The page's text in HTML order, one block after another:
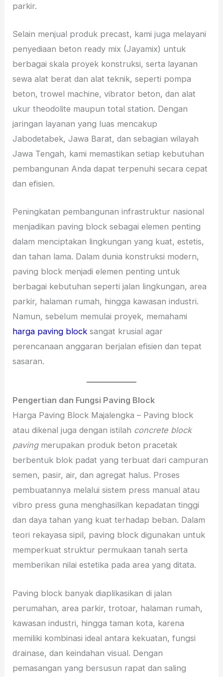
parkir.
Selain menjual produk precast, kami juga melayani
penyediaan beton ready mix (Jayamix) untuk
berbagai skala proyek konstruksi, serta layanan
sewa alat berat dan alat teknik, seperti pompa
beton, trowel machine, vibrator beton, dan alat
ukur theodolite maupun total station. Dengan
jaringan layanan yang luas mencakup
Jabodetabek, Jawa Barat, dan sebagian wilayah
Jawa Tengah, kami memastikan setiap kebutuhan
pembangunan Anda dapat terpenuhi secara cepat
dan efisien.
Peningkatan pembangunan infrastruktur nasional
menjadikan paving block sebagai elemen penting
dalam menciptakan lingkungan yang kuat, estetis,
dan tahan lama. Dalam dunia konstruksi modern,
paving block menjadi elemen penting untuk
berbagai kebutuhan seperti jalan lingkungan, area
parkir, halaman rumah, hingga kawasan industri.
Namun, sebelum memulai proyek, memahami
harga paving block sangat krusial agar
perencanaan anggaran berjalan efisien dan tepat
sasaran.
Pengertian dan Fungsi Paving Block
Harga Paving Block Majalengka – Paving block
atau dikenal juga dengan istilah concrete block
pavingmerupakan produk beton pracetak
berbentuk blok padat yang terbuat dari campuran
semen, pasir, air, dan agregat halus. Proses
pembuatannya melalui sistem press manual atau
vibro press guna menghasilkan kepadatan tinggi
dan daya tahan yang kuat terhadap beban. Dalam
teori rekayasa sipil, paving block digunakan untuk
memperkuat struktur permukaan tanah serta
memberikan nilai estetika pada area yang ditata.
Paving block banyak diaplikasikan di jalan
perumahan, area parkir, trotoar, halaman rumah,
kawasan industri, hingga taman kota, karena
memiliki kombinasi ideal antara kekuatan, fungsi
drainase, dan keindahan visual. Dengan
pemasangan yang bersusun rapat dan saling